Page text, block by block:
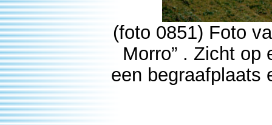
(foto 0851) Foto
Morro” . Zicht op
een begraafplaats